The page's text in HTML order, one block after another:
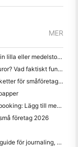
MER
Hur man väljer rätt restaurangprogramvara för din lilla eller medelstora restaurang
Behöver du en bärbar A4-skrivare för lagerfakturor? Vad faktiskt fungerar
Kan termiska etikettskrivare göra vattentäta etiketter för småföretagsprodukter?
Bästa färgetikettmaker för journaling och scrapbooking: Lägg till mer färg på varje sida
företag 2026
Hur man väljer en fickfotoskrivare: En komplett guide för journaling, resor och iPhone-användare